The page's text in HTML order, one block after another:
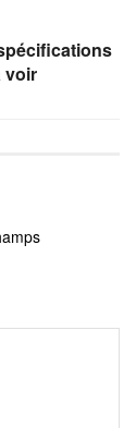
voir